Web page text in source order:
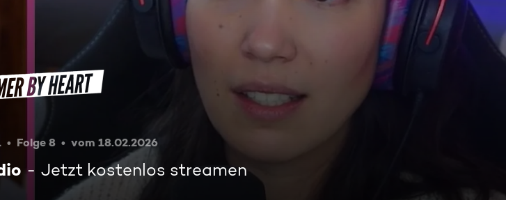
Traumjob: Indie-Studio
Folge 8 vom 18.02.2026
Jetzt kostenlos streamen